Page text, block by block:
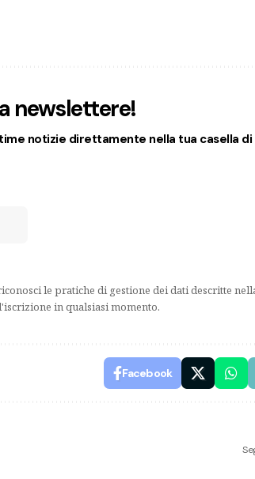
newslettere!
notizie direttamente nella tua casella di
le pratiche di gestione dei dati descritte
in qualsiasi momento.
Facebook